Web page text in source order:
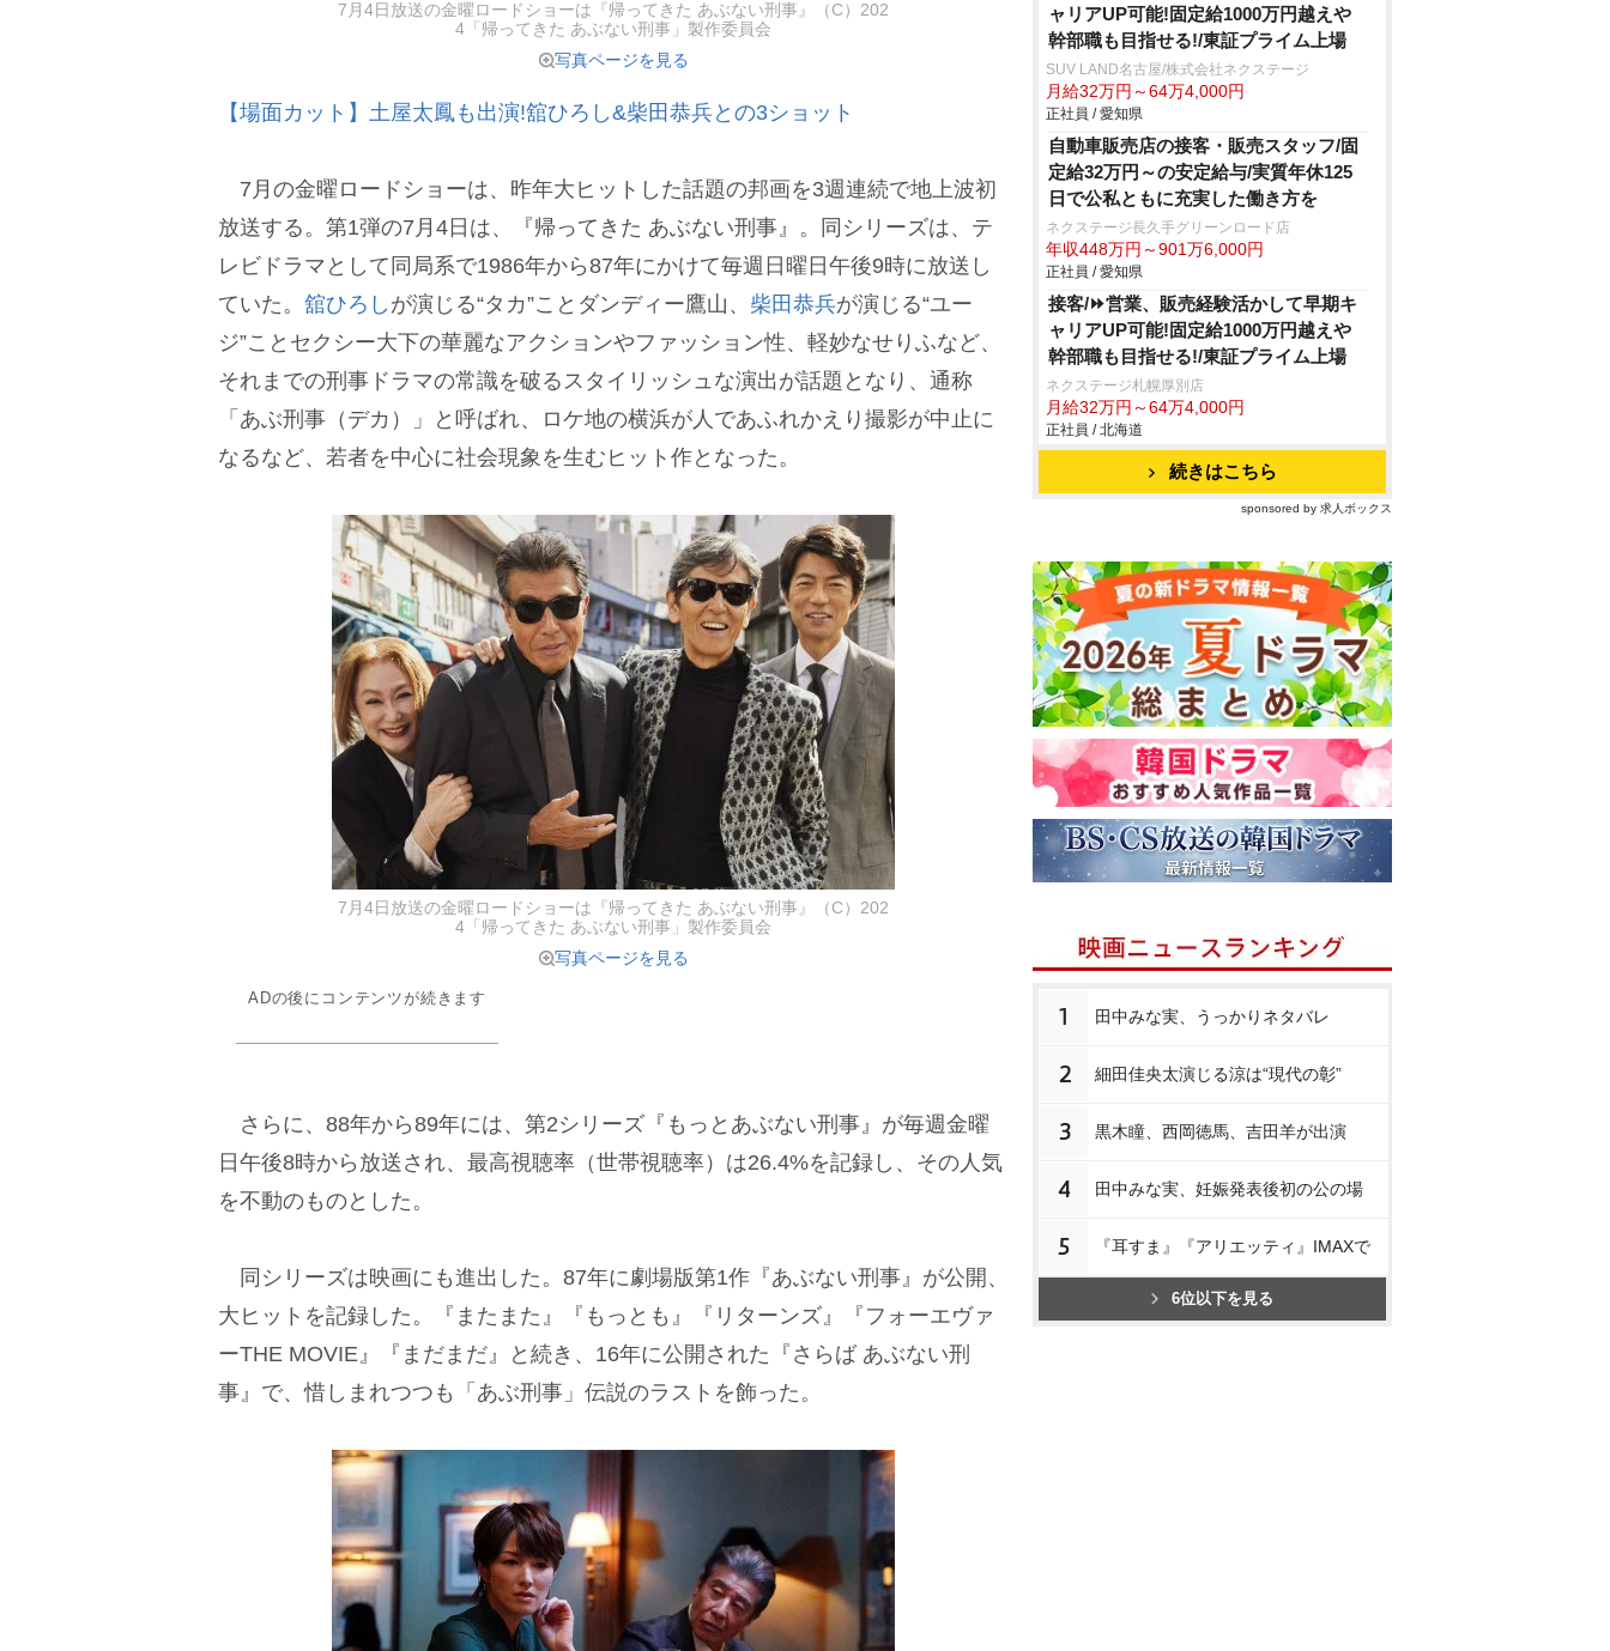
7月4日放送の金曜ロードショーは『帰ってきた あぶない刑事』（C）202
4「帰ってきた あぶない刑事」製作委員会
写真ページを見る
【場面カット】土屋太鳳も出演!舘ひろし&柴田恭兵との3ショット
7月の金曜ロードショーは、昨年大ヒットした話題の邦画を3週連続で地上波初
放送する。第1弾の7月4日は、『帰ってきた あぶない刑事』。同シリーズは、テ
レビドラマとして同局系で1986年から87年にかけて毎週日曜日午後9時に放送し
ていた。 舘ひろし が演じる“タカ”ことダンディー鷹山、 柴田恭兵が演じる“ユー
ジ”ことセクシー大下の華麗なアクションやファッション性、軽妙なせりふなど、
それまでの刑事ドラマの常識を破るスタイリッシュな演出が話題となり、通称
「あぶ刑事（デカ）」と呼ばれ、ロケ地の横浜が人であふれかえり撮影が中止に
なるなど、若者を中心に社会現象を生むヒット作となった。
7月4日放送の金曜ロードショーは『帰ってきた あぶない刑事』（C）202
4「帰ってきた あぶない刑事」製作委員会
写真ページを見る
ADの後にコンテンツが続きます
さらに、88年から89年には、第2シリーズ『もっとあぶない刑事』が毎週金曜
日午後8時から放送され、最高視聴率（世帯視聴率）は26.4%を記録し、その人気
を不動のものとした。
同シリーズは映画にも進出した。87年に劇場版第1作『あぶない刑事』が公開、
大ヒットを記録した。『またまた』『もっとも』『リターンズ』『フォーエヴァ
ーTHE MOVIE』『まだまだ』と続き、16年に公開された『さらば あぶない刑
事』で、惜しまれつつも「あぶ刑事」伝説のラストを飾った。
ャリアUP可能!固定給1000万円越え
幹部職も目指せる!/東証プライム上場
SUV LAND名古屋/株式会社ネクステージ
月給32万円～64万4,000円
正社員 / 愛知県
自動車販売店の接客・販売スタッフ/固
定給32万円～の安定給与/実質年休125
日で公私ともに充実した働き方を
ネクステージ⾧久手グリーンロード店
年収448万円～901万6,000円
正社員 / 愛知県
接客/⏩️営業、販売経験活かして早期キ
ャリアUP可能!固定給1000万円越え
幹部職も目指せる!/東証プライム上場
ネクステージ札幌厚別店
月給32万円～64万4,000円
正社員 / 北海道
続きはこちら
sponsored by 求人ボックス
1 田中みな実、うっかりネタバレ
2 細田佳央太演じる涼は“現代の彰”
3 黒木瞳、西岡徳馬、吉田羊が出演
4 田中みな実、妊娠発表後初の公の場
5 『耳すま』『アリエッティ』IMAXで
6位以下を見る